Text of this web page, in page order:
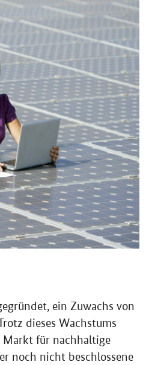
ein Zuwachs von
dieses Wachstums
Markt für nachhaltige
noch nicht beschlossene